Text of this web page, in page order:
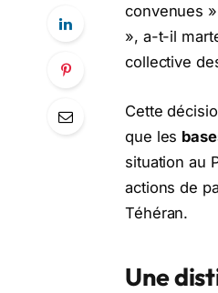
convenues
», a-t-il
collective
Cette
que les
situation au
actions de
Téhéran.
Une